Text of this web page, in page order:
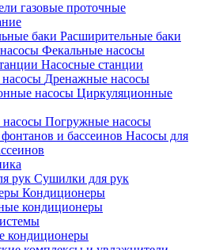
газовые проточные
Расширительные баки
Фекальные насосы
Насосные станции
Дренажные насосы
Циркуляционные
Погружные насосы
Насосы для
Сушилки для рук
Кондиционеры
кондиционеры
кондиционеры